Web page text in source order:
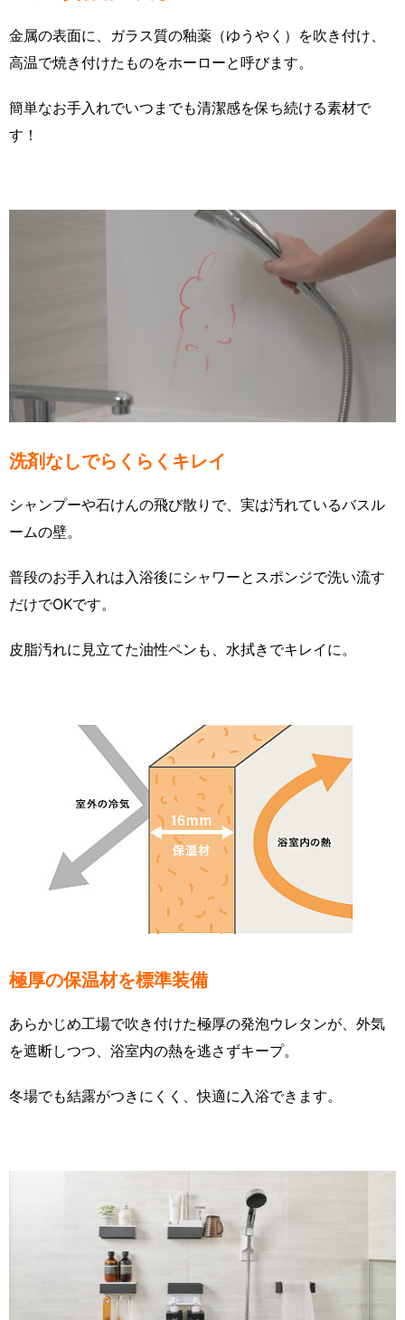
金属の表面に、ガラス質の釉薬（ゆうやく）を吹き付け、
高温で焼き付けたものをホーローと呼びます。
簡単なお手入れでいつまでも清潔感を保ち続ける素材で
す！
洗剤なしでらくらくキレイ
シャンプーや石けんの飛び散りで、実は汚れているバスル
ームの壁。
普段のお手入れは入浴後にシャワーとスポンジで洗い流す
だけでOKです。
皮脂汚れに見立てた油性ペンも、水拭きでキレイに。
極厚の保温材を標準装備
あらかじめ工場で吹き付けた極厚の発泡ウレタンが、外気
を遮断しつつ、浴室内の熱を逃さずキープ。
冬場でも結露がつきにくく、快適に入浴できます。